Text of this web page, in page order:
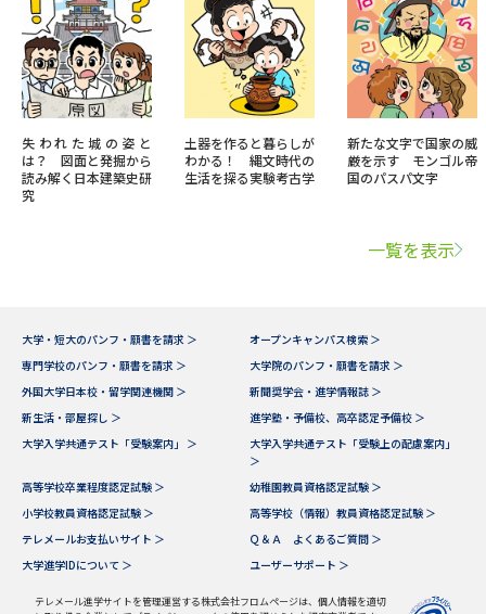
失われた城の姿と
は？ 図面と発掘から
読み解く日本建築史研
究
土器を作ると暮らしが
わかる！ 縄文時代の
生活を探る実験考古学
新たな文字で国家の威
厳を示す モンゴル帝
国のパスパ文字
一覧を表示
大学・短大のパンフ・願書を請求 ＞
オープンキャンパス検索 ＞
専門学校のパンフ・願書を請求 ＞
大学院のパンフ・願書を請求 ＞
外国大学日本校・留学関連機関 ＞
新聞奨学会・進学情報誌 ＞
新生活・部屋探し ＞
進学塾・予備校、高卒認定予備校 ＞
大学入学共通テスト「受験案内」 ＞
大学入学共通テスト「受験上の配慮案内」
＞
高等学校卒業程度認定試験 ＞
幼稚園教員資格認定試験 ＞
小学校教員資格認定試験 ＞
高等学校（情報）教員資格認定試験 ＞
テレメールお支払いサイト ＞
Ｑ＆Ａ よくあるご質問 ＞
大学進学IDについて ＞
ユーザーサポート ＞
テレメール進学サイトを管理運営する株式会社フロムページは、個人情報を適切